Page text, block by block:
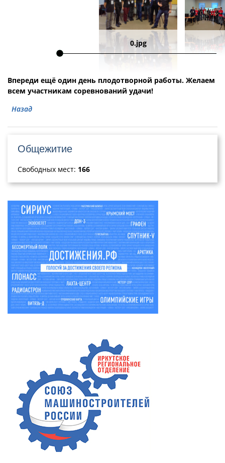
0.jpg
Впереди ещё один день плодотворной работы. Желаем
всем участникам соревнований удачи!
Назад
Общежитие
Свободных мест: 166